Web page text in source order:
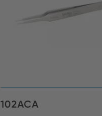
102ACA